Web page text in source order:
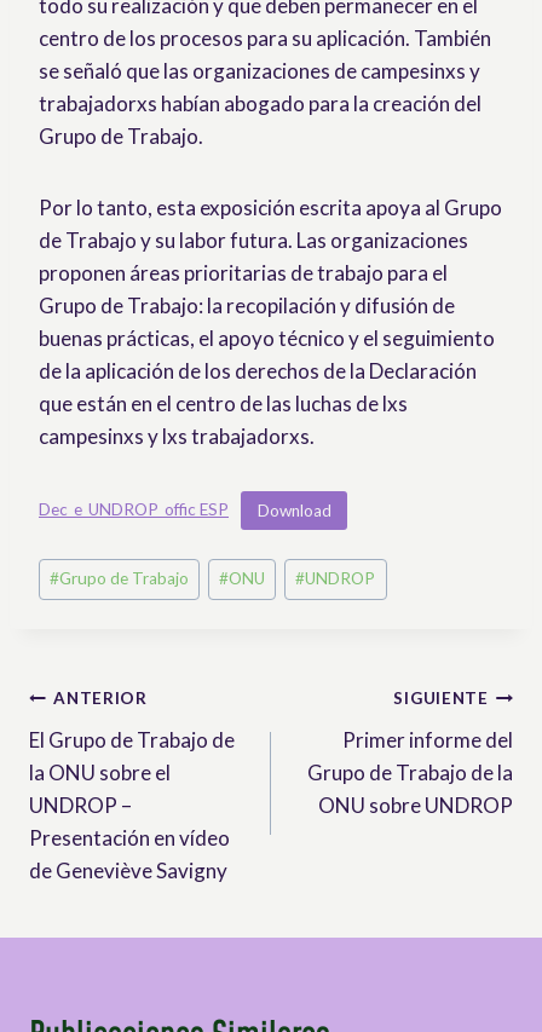
todo su realización y que deben permanecer en el
centro de los procesos para su aplicación. También
se señaló que las organizaciones de campesinxs y
trabajadorxs habían abogado para la creación del
Grupo de Trabajo.
Por lo tanto, esta exposición escrita apoya al Grupo
de Trabajo y su labor futura. Las organizaciones
proponen áreas prioritarias de trabajo para el
Grupo de Trabajo: la recopilación y difusión de
buenas prácticas, el apoyo técnico y el seguimiento
de la aplicación de los derechos de la Declaración
que están en el centro de las luchas de lxs
campesinxs y lxs trabajadorxs.
Dec_e_UNDROP_offic ESP Download
Etiquetas
de
#Grupo de Trabajo #ONU #UNDROP
Navegación
de
entradas
ANTERIOR
El Grupo de Trabajo de
la ONU sobre el
UNDROP –
Presentación en vídeo
de Geneviève Savigny
SIGUIENTE
Primer informe del
Grupo de Trabajo de la
ONU sobre UNDROP